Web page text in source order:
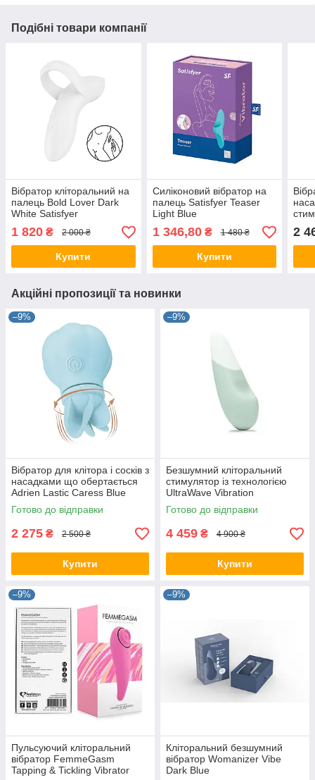
Подібні товари компанії
Вібратор кліторальний на
палець Bold Lover Dark
White Satisfyer
1 820 ₴ 2 000 ₴
Купити
Силіконовий вібратор на
палець Satisfyer Teaser
Light Blue
1 346,80₴ 1 480 ₴
Купити
2
Акційні пропозиції та новинки
–9%
Вібратор для клітора і сосків з
насадками що обертається
Adrien Lastic Caress Blue
Готово до відправки
2 275 ₴ 2 500 ₴
Купити
–9%
Безшумний кліторальний
стимулятор із технологією
UltraWave Vibration
Womanizer Vibe Sage Mint
Готово до відправки
4 459 ₴ 4 900 ₴
Купити
–9%
Пульсуючий кліторальний
вібратор FemmeGasm
Tapping & Tickling Vibrator
–9%
Кліторальний безшумний
вібратор Womanizer Vibe
Dark Blue